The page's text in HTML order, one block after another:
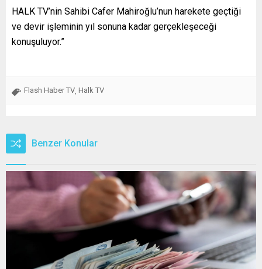
HALK TV’nin Sahibi Cafer Mahiroğlu’nun harekete geçtiği
ve devir işleminin yıl sonuna kadar gerçekleşeceği
konuşuluyor.”
Flash Haber TV Halk TV
Benzer Konular